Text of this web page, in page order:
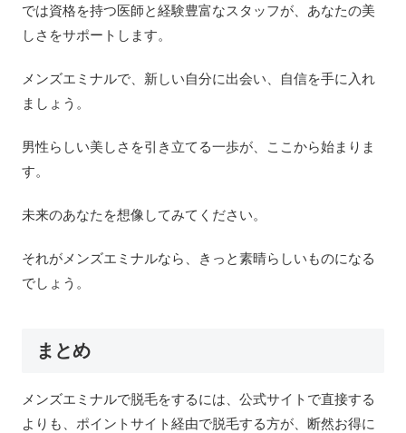
では資格を持つ医師と経験豊富なスタッフが、あなたの美
しさをサポートします。
メンズエミナルで、新しい自分に出会い、自信を手に入れ
ましょう。
男性らしい美しさを引き立てる一歩が、ここから始まりま
す。
未来のあなたを想像してみてください。
それがメンズエミナルなら、きっと素晴らしいものになる
でしょう。
まとめ
メンズエミナルで脱毛をするには、公式サイトで直接する
よりも、ポイントサイト経由で脱毛する方が、断然お得に